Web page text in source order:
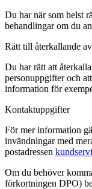
Du har när som helst
behandlingar om du
Rätt till återkallande
Du har rätt att
personuppgifter och
information för
Kontaktuppgifter
För mer information
invändningar med
postadressen
Om du behöver
förkortningen DPO)